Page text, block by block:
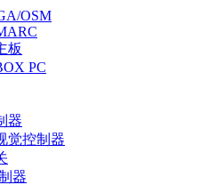
OSM
板
PC
器
觉控制器
器